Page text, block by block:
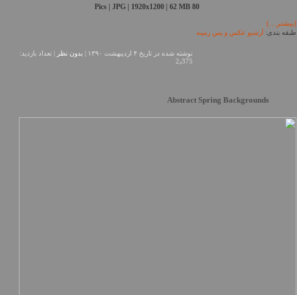
80 Pics | JPG | 1920x1200 | 62 MB
(بیشتر…)
طبقه بندی: آرشیو عکس و پس زمینه
نوشته شده در تاريخ ۴ اردیبهشت ۱۳۹۰ | بدون نظر
| تعداد بازدید:
2٫375
Abstract Spring Backgrounds